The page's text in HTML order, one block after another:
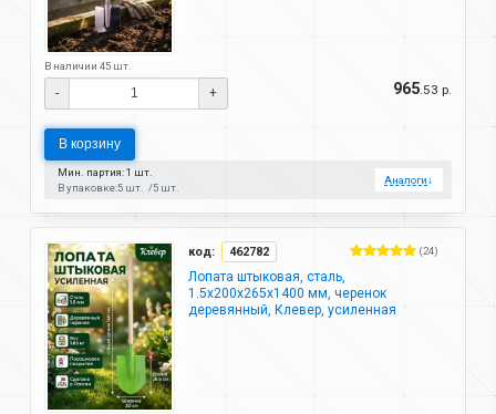
В наличии 45 шт.
- + 965 .53 р.
В корзину
Мин. партия: 1 шт.
В упаковке:5 шт. 5 шт.
Аналоги↓
код: 462782 (24)
Лопата штыковая, сталь,
1.5х200х265х1400 мм, черенок
деревянный, Клевер, усиленная